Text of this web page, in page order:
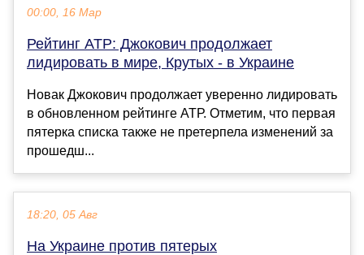
00:00, 16 Мар
Рейтинг ATP: Джокович продолжает
лидировать в мире, Крутых - в Украине
Новак Джокович продолжает уверенно лидировать
в обновленном рейтинге АТР. Отметим, что первая
пятерка списка также не претерпела изменений за
прошедш...
18:20, 05 Авг
На Украине против пятерых